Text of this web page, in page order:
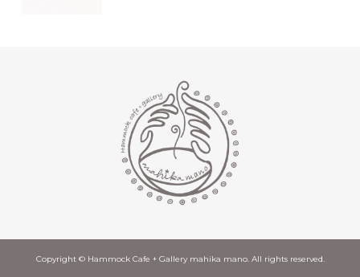
Copyright © Hammock Cafe + Gallery mahika mano. All rights reserved.